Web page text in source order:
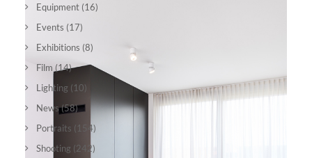
Equipment (16)
Events (17)
Exhibitions (8)
Film (14)
Lighting (10)
News(58)
Portraits (154)
Shooting (242)